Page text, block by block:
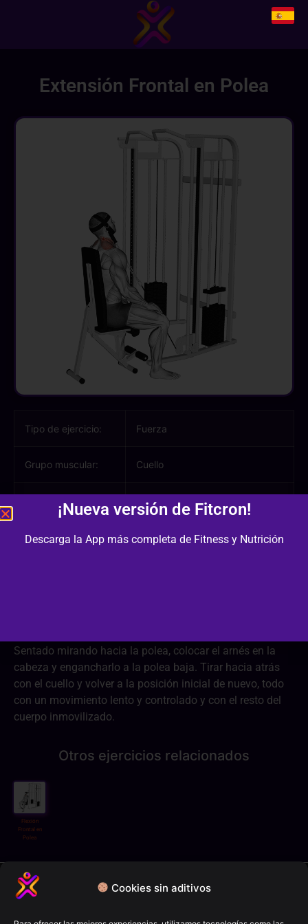
Cookies sin aditivos
Extensión Frontal en Polea
Tipo de ejercicio: Fuerza
Grupo muscular: Cuello
involucrados:
Cuello
Sentado mirando hacia la polea, colocar el arnés en la
cabeza y engancharlo a la polea baja. Tirar hacia atrás
con el cuello y volver a la posición inicial de nuevo, todo
con un movimiento lento y controlado y con el resto del
cuerpo inmovilizado.
Otros ejercicios relacionados
Flexión
Frontal en
Polea
¡Nueva versión de Fitcron!
Descarga la App más completa de Fitness y Nutrición